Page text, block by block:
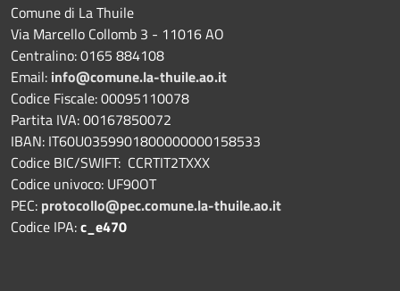
Comune di La Thuile
Via Marcello Collomb 3 - 11016 AO
Centralino: 0165 884108
Email: info@comune.la-thuile.ao.it
Codice Fiscale: 00095110078
Partita IVA: 00167850072
IBAN: IT60U0359901800000000158533
Codice BIC/SWIFT: CCRTIT2TXXX
Codice univoco: UF90OT
PEC: protocollo@pec.comune.la-thuile.ao.it
Codice IPA:c_e470